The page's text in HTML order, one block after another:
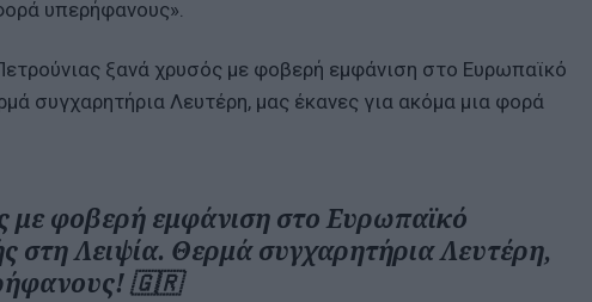
υπερήφανους».
ξανά χρυσός με φοβερή εμφάνιση στο Ευρωπαϊκό
συγχαρητήρια Λευτέρη, μας έκανες για ακόμα μια φορά
με φοβερή εμφάνιση στο Ευρωπαϊκό
Λειψία. Θερμά συγχαρητήρια Λευτέρη,
🇬🇷